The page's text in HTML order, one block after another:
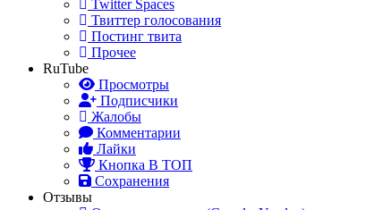
Twitter Spaces
Твиттер голосования
Постинг твита
Прочее
RuTube
Просмотры
Подписчики
Жалобы
Комментарии
Лайки
Кнопка В ТОП
Сохранения
Отзывы